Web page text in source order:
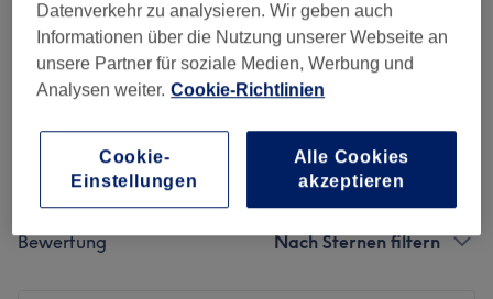
Service
Behandlung Alle Bewertungen
Bewertung Nach Sternen filtern
Datenverkehr zu analysieren. Wir geben auch
Informationen über die Nutzung unserer Webseite an
unsere Partner für soziale Medien, Werbung und
Analysen weiter. Cookie-Richtlinien
Cookie-
Einstellungen
Alle Cookies
akzeptieren